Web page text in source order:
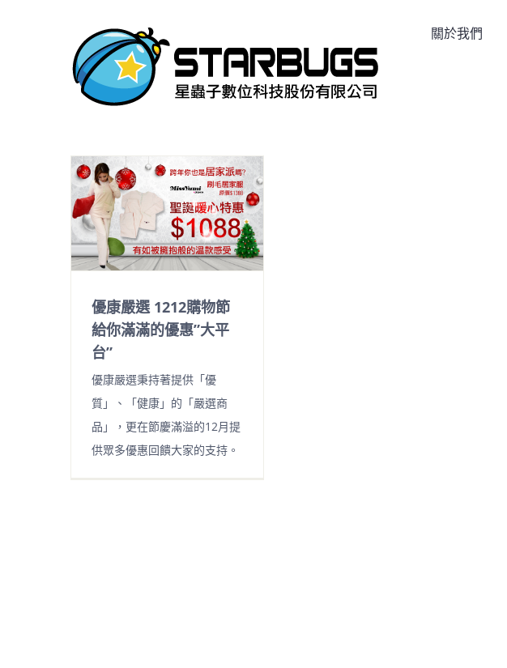
關於我們
優康嚴選 1212購物節
給你滿滿的優惠”大平
台”
優康嚴選秉持著提供「優
質」、「健康」的「嚴選商
品」，更在節慶滿溢的12月提
供眾多優惠回饋大家的支持。